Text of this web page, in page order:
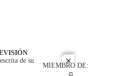
close
de su
MIEMBRO DE: